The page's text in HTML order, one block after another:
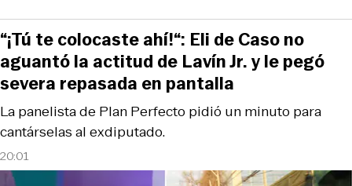
20:01
La panelista de Plan Perfecto pidió un minuto para
cantárselas al exdiputado.
“¡Tú te colocaste ahí!“: Eli de Caso no
aguantó la actitud de Lavín Jr. y le pegó
severa repasada en pantalla